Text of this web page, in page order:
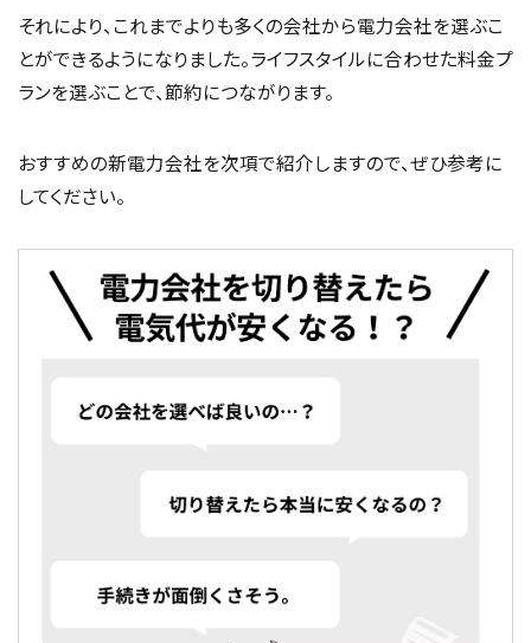
それにより、これまでよりも多くの会社から電力会社を選ぶこ
とができるようになりました。ライフスタイルに合わせた料金プ
ランを選ぶことで、節約につながります。
おすすめの新電力会社を次項で紹介しますので、ぜひ参考に
してください。